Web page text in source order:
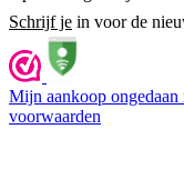
Schrijf je in voor de
Mijn aankoop ongedaan
voorwaarden